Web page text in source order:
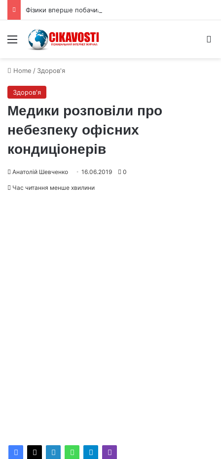
Menu
Home / Здоров'я
Здоров'я
Медики розповіли про
небезпеку офісних
кондиціонерів
Анатолій Шевченко 16.06.2019 0
Час читання менше хвилини